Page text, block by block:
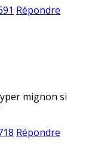
Répondre
mignon si
Répondre